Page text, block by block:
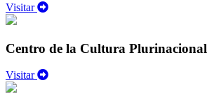
Visitar
Centro de la Cultura Plurinacional
Visitar